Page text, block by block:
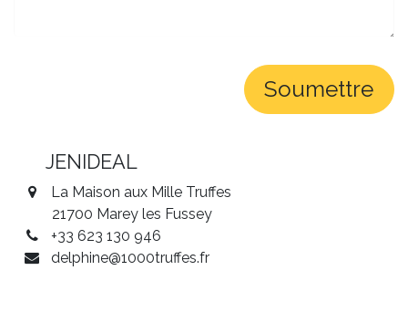
Soumettre
JENIDEAL
La Maison aux Mille Truffes
21700 Marey les Fussey
+33 623 130 946
delphine@1000truffes.fr